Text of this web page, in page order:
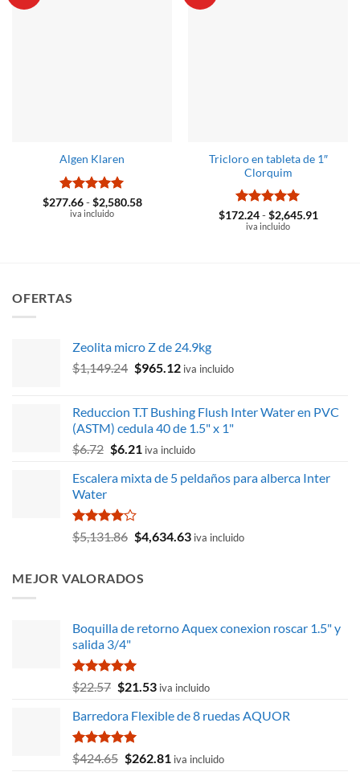
Algen Klaren
Valorado
con5de 5
$277.66 - $2,580.58Rango
iva incluido
Tricloro en tableta de 1″
Clorquim
Valorado
con5de 5
$172.24 - $2,645.91
iva incluido
OFERTAS
Zeolita micro Z de 24.9kg
$1,149.24 El
era:
$1,149.24.
$965.12El
es:
$965.12.
iva incluido
Reduccion T.T Bushing Flush Inter Water en PVC
(ASTM) cedula 40 de 1.5" x 1"
$6.72 El
original
$6.72.
$6.21 El
actual
iva incluido
Escalera mixta de 5 peldaños para alberca Inter
Water
Valorado
con
$5,131.86 El
era:
$4,634.63Eliva incluido
MEJOR VALORADOS
Boquilla de retorno Aquex conexion roscar 1.5" y
salida 3/4"
Valorado
con
de 5
$22.57 El
original
era:
$22.57.
$21.53El
actual
$21.53.
iva incluido
Barredora Flexible de 8 ruedas AQUOR
Valorado
con
$424.65 El
$262.81 El
iva incluido